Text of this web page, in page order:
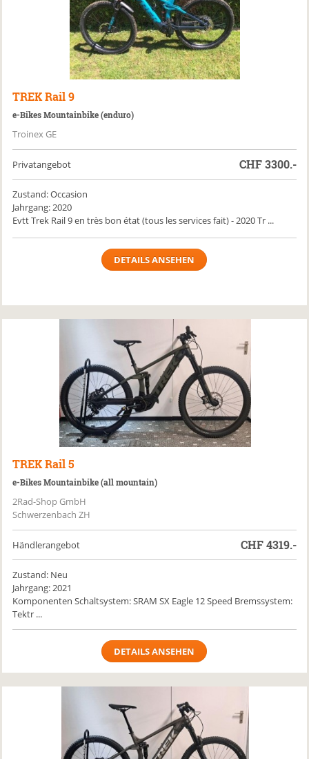
TREK Rail 9
e-Bikes Mountainbike (enduro)
Troinex GE
Privatangebot CHF3300.-
Zustand: Occasion
Jahrgang: 2020
Evtt Trek Rail 9 en très bon état (tous les services fait) - 2020 Tr ...
DETAILS ANSEHEN
TREK Rail 5
e-Bikes Mountainbike (all mountain)
2Rad-Shop GmbH
Schwerzenbach ZH
Händlerangebot CHF4319.-
Zustand: Neu
Jahrgang: 2021
Komponenten Schaltsystem: SRAM SX Eagle 12 Speed Bremssystem:
Tektr ...
DETAILS ANSEHEN